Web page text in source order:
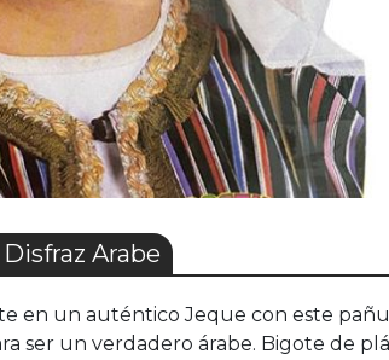
Arabe
en un auténtico Jeque con este
ser un verdadero árabe. Bigote de